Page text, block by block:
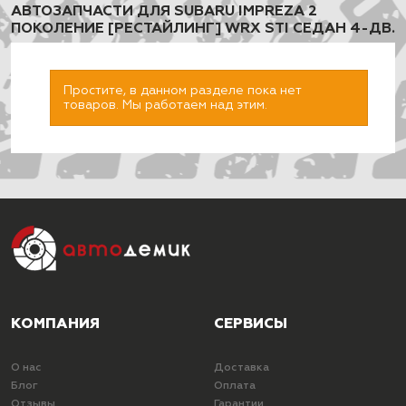
ПОДОБРАТЬ
АВТОЗАПЧАСТИ ДЛЯ SUBARU IMPREZA 2
ПОКОЛЕНИЕ [РЕСТАЙЛИНГ] WRX STI СЕДАН 4-ДВ.
Простите, в данном разделе пока нет
товаров. Мы работаем над этим.
КОМПАНИЯ
О нас
Блог
СЕРВИСЫ
Доставка
Оплата